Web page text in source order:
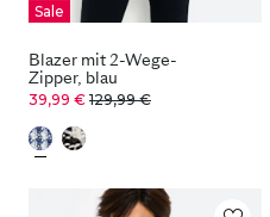
Sale
Blazer mit 2-Wege-
Zipper, blau
39,99 € 129,99 €